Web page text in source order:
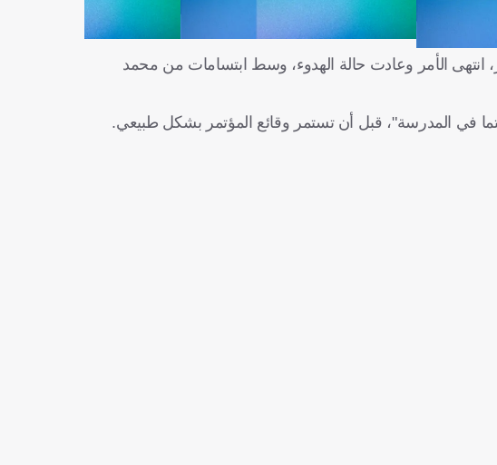
انتهى الأمر وعادت حالة الهدوء، وسط ابتسامات من محمد
في المدرسة"، قبل أن تستمر وقائع المؤتمر بشكل طبيعي.